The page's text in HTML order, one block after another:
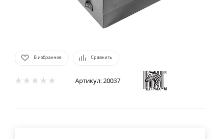
В избранное Сравнить
Артикул:20037